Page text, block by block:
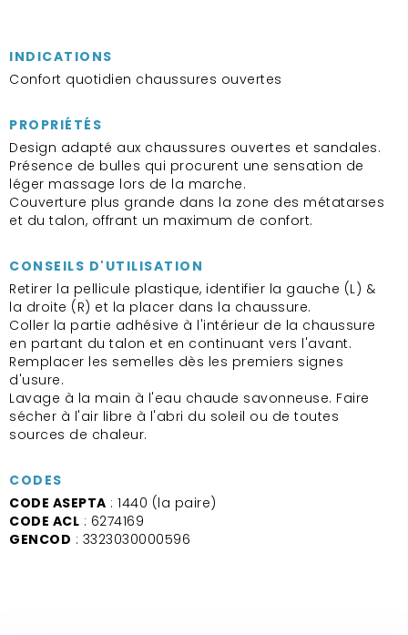
INDICATIONS
Confort quotidien chaussures ouvertes
PROPRIÉTÉS
Design adapté aux chaussures ouvertes et sandales.
Présence de bulles qui procurent une sensation de
léger massage lors de la marche.
Couverture plus grande dans la zone des métatarses
et du talon, offrant un maximum de confort.
CONSEILS D'UTILISATION
Retirer la pellicule plastique, identifier la gauche (L) &
la droite (R) et la placer dans la chaussure.
Coller la partie adhésive à l'intérieur de la chaussure
en partant du talon et en continuant vers l'avant.
Remplacer les semelles dès les premiers signes
d'usure.
Lavage à la main à l'eau chaude savonneuse. Faire
sécher à l'air libre à l'abri du soleil ou de toutes
sources de chaleur.
CODES
CODE ASEPTA : 1440 (la paire)
CODE ACL : 6274169
GENCOD : 3323030000596